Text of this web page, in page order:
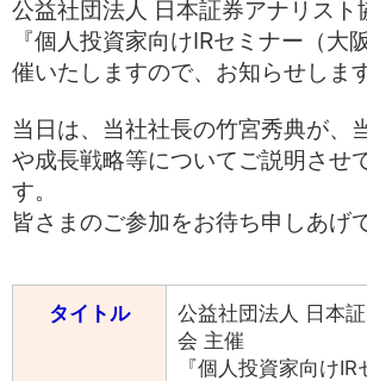
公益社団法人 日本証券アナリスト
『個人投資家向けIRセミナー（大
催いたしますので、お知らせします
当日は、当社社長の竹宮秀典が、
や成長戦略等についてご説明させ
す。
皆さまのご参加をお待ち申しあげ
タイトル
公益社団法人 日本
会 主催
『個人投資家向け
IR情報
日本語
中文